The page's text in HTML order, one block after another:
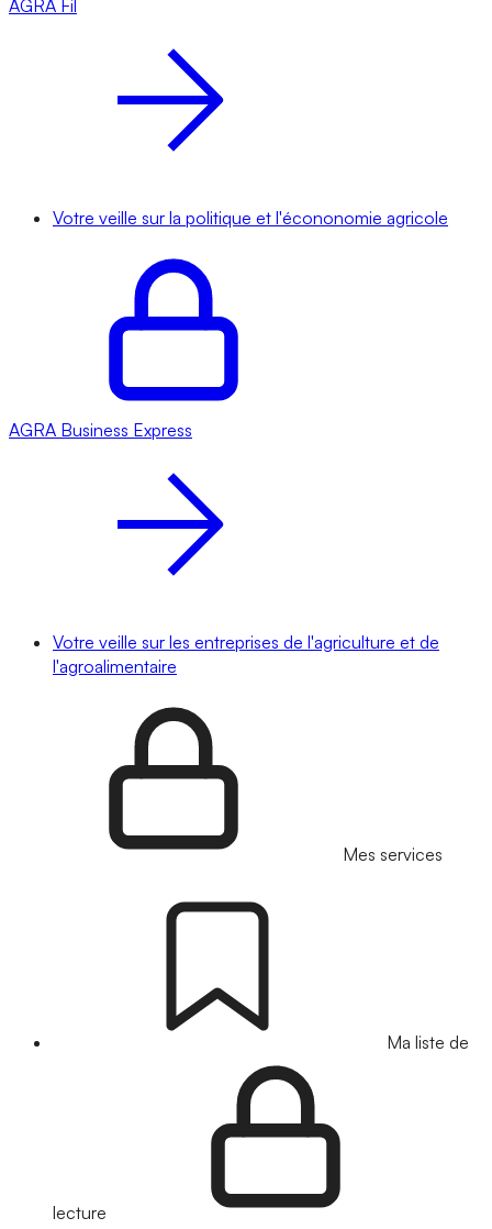
AGRA Fil
Votre veille sur la politique et l'écononomie agricole
AGRA Business Express
Votre veille sur les entreprises de l'agriculture et de
l'agroalimentaire
Mes services
Ma liste de
lecture